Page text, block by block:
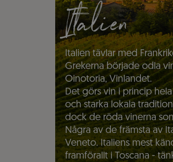
Italien
Italien tävlar med
Grekerna började odla
Oinotoria, Vinlandet.
Det görs vin i princip
och starka lokala
dock de röda vinerna
Några av de främsta av
Veneto. Italiens mest
framförallt i Toscana -